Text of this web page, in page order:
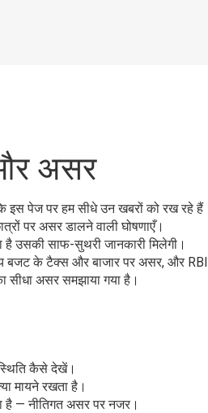
असर
इस पेज पर हम सीधे उन खबरों को रख रहे हैं
पर असर डालने वाली घोषणाएँ।
उसकी साफ-सुथरी जानकारी मिलेगी।
बजट के टैक्स और बाजार पर असर, और RBI
सीधा असर समझाया गया है।
कैसे देखें।
मायने रखता है।
है — नीतिगत असर पर नजर।